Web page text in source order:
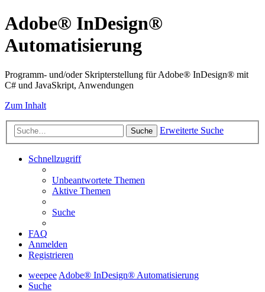
Adobe® InDesign®
Automatisierung
Programm- und/oder Skripterstellung für Adobe® InDesign® mit
C# und JavaSkript, Anwendungen
Zum Inhalt
Suche Erweiterte Suche
Schnellzugriff
Unbeantwortete Themen
Aktive Themen
Suche
FAQ
Anmelden
Registrieren
weepeeAdobe® InDesign® Automatisierung
Suche